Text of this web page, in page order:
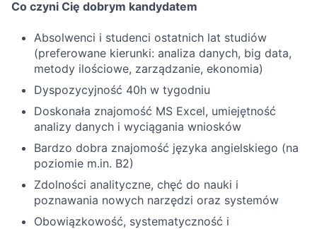
Co czyni Cię dobrym kandydatem
Absolwenci i studenci ostatnich lat studiów
(preferowane kierunki: analiza danych, big data,
metody ilościowe, zarządzanie, ekonomia)
Dyspozycyjność 40h w tygodniu
Doskonała znajomość MS Excel, umiejętność
analizy danych i wyciągania wniosków
Bardzo dobra znajomość języka angielskiego (na
poziomie m.in. B2)
Zdolności analityczne, chęć do nauki i
poznawania nowych narzędzi oraz systemów
Obowiązkowość, systematyczność i